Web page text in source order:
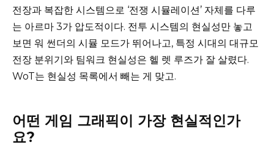
전장과 복잡한 시스템으로 ‘전쟁 시뮬레이션’ 자체를 다루
는 아르마 3가 압도적이다. 전투 시스템의 현실성만 놓고
보면 워 썬더의 시뮬 모드가 뛰어나고, 특정 시대의 대규모
전장 분위기와 팀워크 현실성은 헬 렛 루즈가 잘 살렸다.
WoT는 현실성 목록에서 빼는 게 맞고.
어떤 게임 그래픽이 가장 현실적인가
요?